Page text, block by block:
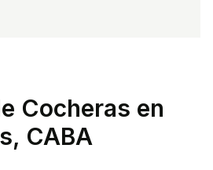
Cocheras en
, CABA